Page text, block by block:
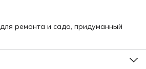
ремонта и сада, придуманный